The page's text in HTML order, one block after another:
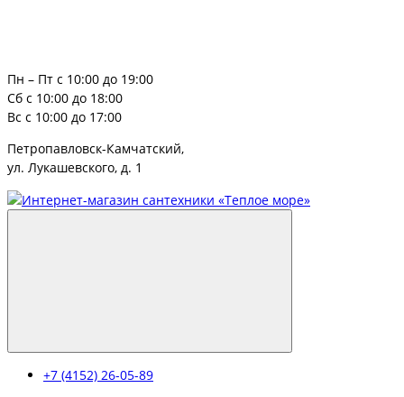
Пн – Пт с 10:00 до 19:00
Сб с 10:00 до 18:00
Вс с 10:00 до 17:00
Петропавловск-Камчатский,
ул. Лукашевского, д. 1
+7 (4152) 26-05-89